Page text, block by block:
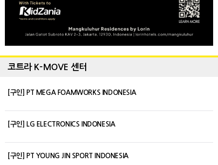
코트라 K-MOVE 센터
[구인] PT MEGA FOAMWORKS INDONESIA
[구인] LG ELECTRONICS INDONESIA
[구인] PT YOUNG JIN SPORT INDONESIA